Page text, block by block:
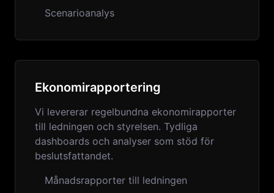
Scenarioanalys
Ekonomirapportering
Vi levererar regelbundna ekonomirapporter
till ledningen och styrelsen. Tydliga
dashboards och analyser som stöd för
beslutsfattandet.
Månadsrapporter till ledningen